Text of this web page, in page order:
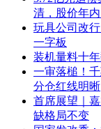
清，股价年
玩具公司改
一字板
装机量料十
一审落槌！
分仓红线明晰
首席展望｜
缺格局不变